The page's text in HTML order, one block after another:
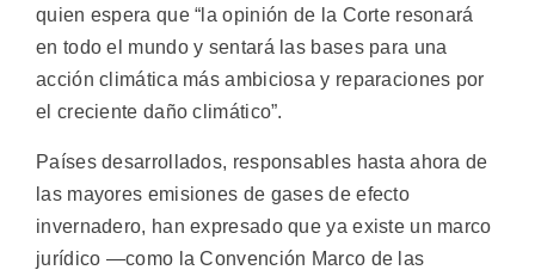
quien espera que “la opinión de la Corte resonará
en todo el mundo y sentará las bases para una
acción climática más ambiciosa y reparaciones por
el creciente daño climático”.
Países desarrollados, responsables hasta ahora de
las mayores emisiones de gases de efecto
invernadero, han expresado que ya existe un marco
jurídico —como la Convención Marco de las